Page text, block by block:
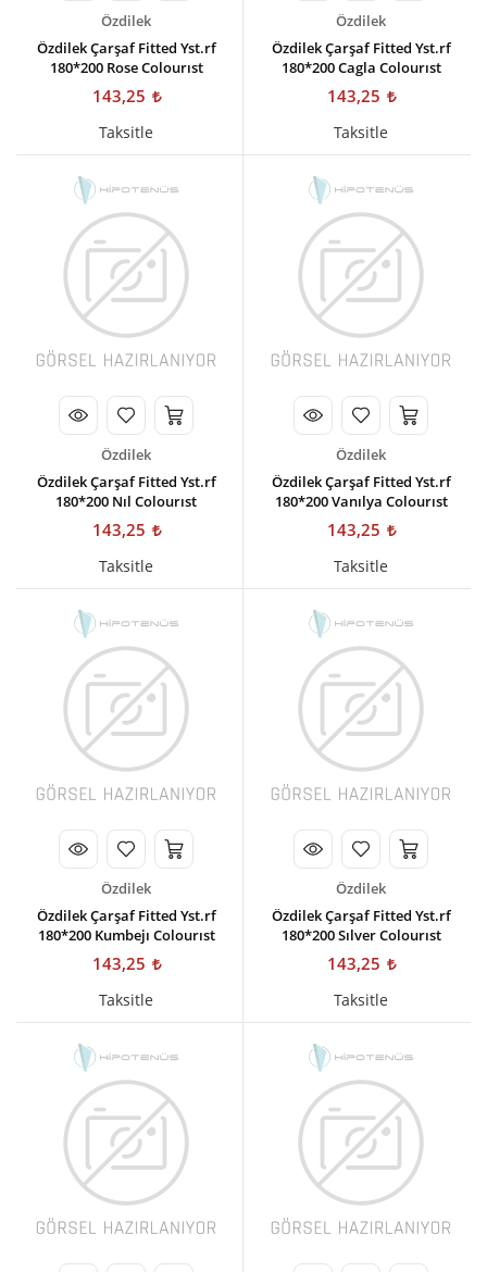
Özdilek
Özdilek Çarşaf Fitted Yst.rf
180*200 Rose Colourıst
143,25
Taksitle
Özdilek
Özdilek Çarşaf Fitted Yst.rf
180*200 Cagla Colourıst
143,25
Taksitle
Özdilek
Özdilek Çarşaf Fitted Yst.rf
180*200 Nıl Colourıst
143,25
Taksitle
Özdilek
Özdilek Çarşaf Fitted Yst.rf
180*200 Vanılya Colourıst
143,25
Taksitle
Özdilek
Özdilek Çarşaf Fitted Yst.rf
180*200 Kumbejı Colourıst
143,25
Taksitle
Özdilek
Özdilek Çarşaf Fitted Yst.rf
180*200 Sılver Colourıst
143,25
Taksitle